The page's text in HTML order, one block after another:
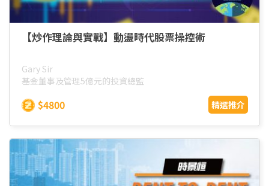
【炒作理論與實戰】動盪時代股票操控術
Gary Sir
基金董事及管理5億元的投資總監
$4800 精選推介